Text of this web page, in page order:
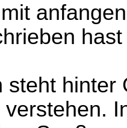
steht hinter